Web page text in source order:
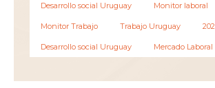
Desarrollo social Uruguay Monitor laboral
Monitor Trabajo Trabajo Uruguay
Desarrollo social Uruguay Mercado Laboral